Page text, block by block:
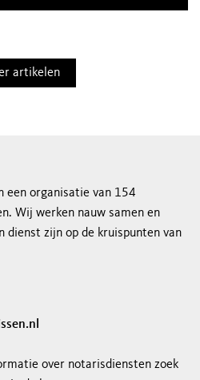
artikelen
een organisatie van 154
Wij werken nauw samen en
dienst zijn op de kruispunten van
over notarisdiensten zoek